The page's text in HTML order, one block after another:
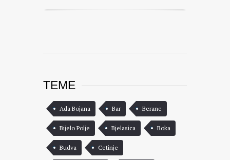
TEME
Ada Bojana Bar Berane
Bijelo Polje Bjelasica Boka
Budva Cetinje